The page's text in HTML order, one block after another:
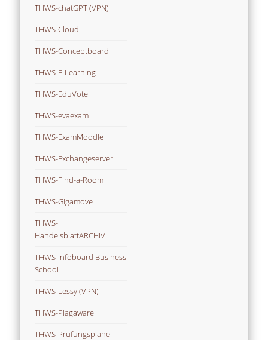
THWS-chatGPT (VPN)
THWS-Cloud
THWS-Conceptboard
THWS-E-Learning
THWS-EduVote
THWS-evaexam
THWS-ExamMoodle
THWS-Exchangeserver
THWS-Find-a-Room
THWS-Gigamove
THWS-
HandelsblattARCHIV
THWS-Infoboard Business
School
THWS-Lessy (VPN)
THWS-Plagaware
THWS-Prüfungspläne